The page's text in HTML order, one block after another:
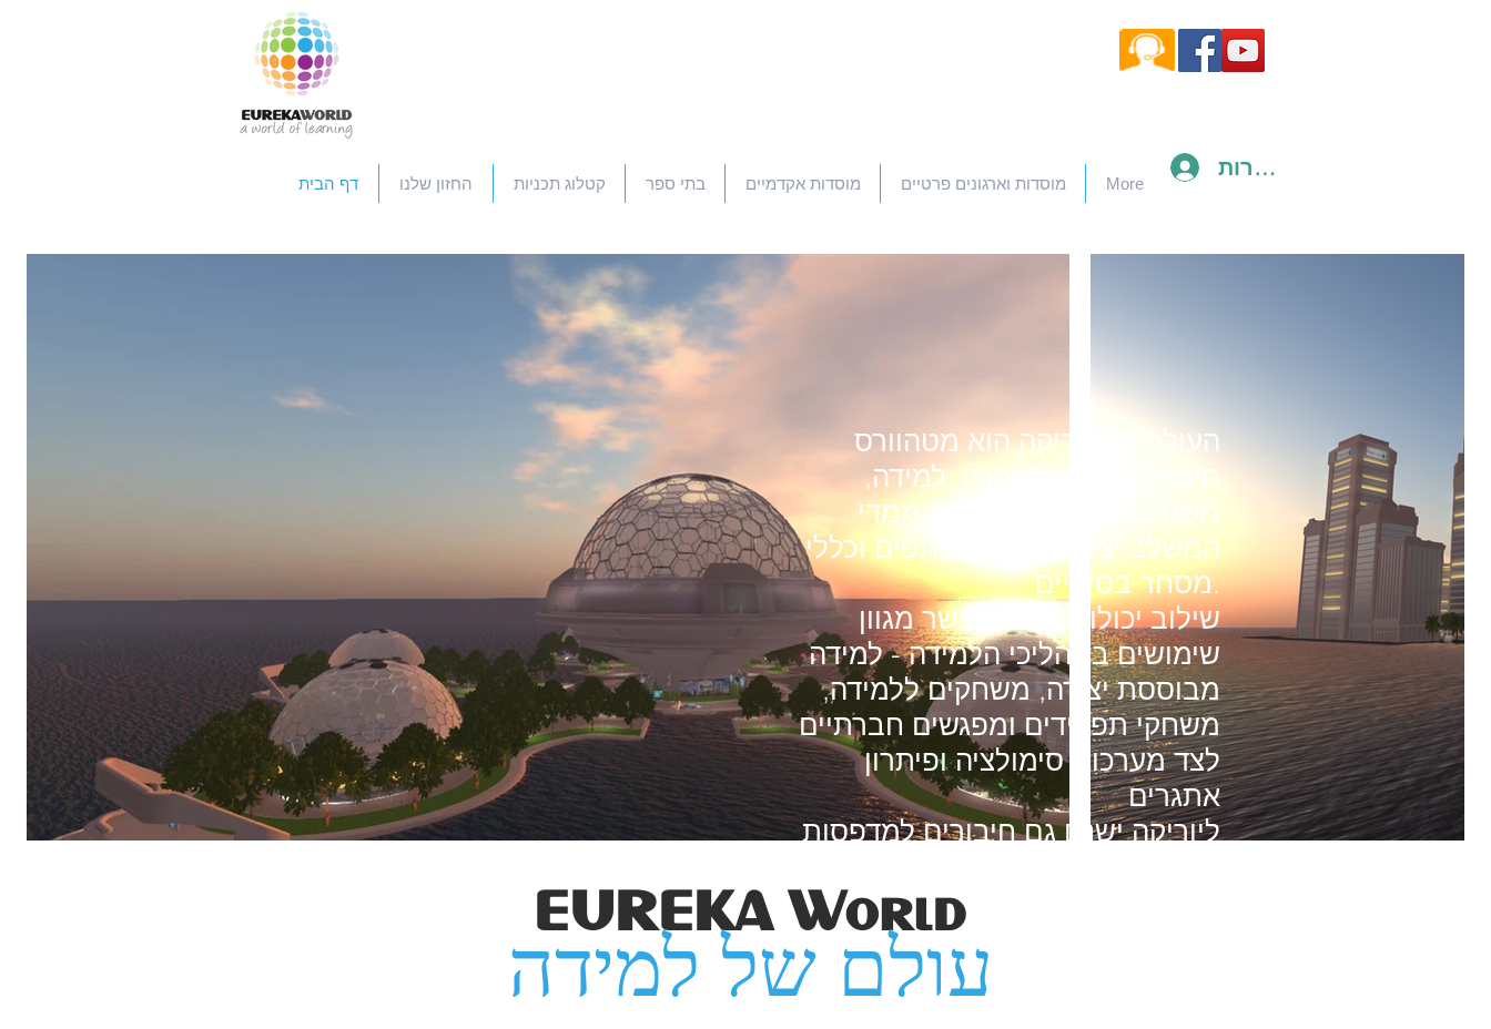
להתחברות
דף הבית החזון שלנו קטלוג תכניות בתי ספר מוסדות אקדמיים מוסדות וארגונים פרטיים More
EUREKA World
עולם של למידה
העולם של יוריקה הוא מטהוורס
חינוכי, עולם של יצירה, למידה,
משחק והנאה. עולם תלת ממדי
המשלב יצירה, ריבוי משתפים וכללי
מסחר בסיסיים.
שילוב יכולות אלו מאפשר מגוון
שימושים בתהליכי הלמידה - למידה
מבוססת יצירה, משחקים ללמידה,
משחקי תפקידים ומפגשים חברתיים
לצד מערכות סימולציה ופיתרון
אתגרים
ליוריקה ישנם גם חיבורים למדפסות